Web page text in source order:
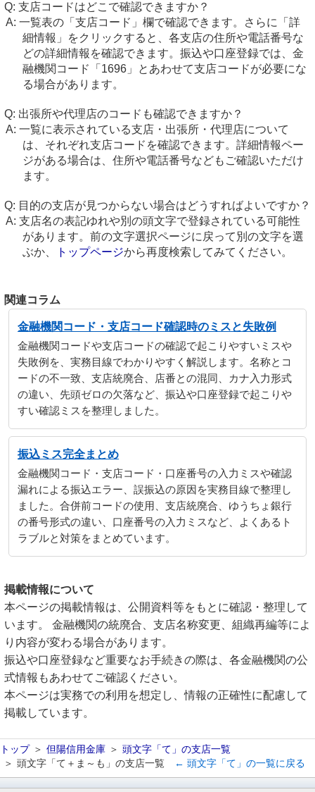
支店コードはどこで確認できますか？
一覧表の「支店コード」欄で確認できます。さらに「詳
細情報」をクリックすると、各支店の住所や電話番号な
どの詳細情報を確認できます。振込や口座登録では、金
融機関コード「1696」とあわせて支店コードが必要にな
る場合があります。
出張所や代理店のコードも確認できますか？
一覧に表示されている支店・出張所・代理店について
は、それぞれ支店コードを確認できます。詳細情報ペー
ジがある場合は、住所や電話番号などもご確認いただけ
ます。
目的の支店が見つからない場合はどうすればよいですか？
支店名の表記ゆれや別の頭文字で登録されている可能性
があります。前の文字選択ページに戻って別の文字を選
ぶか、
トップページから再度検索してみてください。
関連コラム
金融機関コード・支店コード確認時のミスと失敗例
金融機関コードや支店コードの確認で起こりやすいミスや
失敗例を、実務目線でわかりやすく解説します。名称とコ
ードの不一致、支店統廃合、店番との混同、カナ入力形式
の違い、先頭ゼロの欠落など、振込や口座登録で起こりや
すい確認ミスを整理しました。
振込ミス完全まとめ
金融機関コード・支店コード・口座番号の入力ミスや確認
漏れによる振込エラー、誤振込の原因を実務目線で整理し
ました。合併前コードの使用、支店統廃合、ゆうちょ銀行
の番号形式の違い、口座番号の入力ミスなど、よくあるト
ラブルと対策をまとめています。
掲載情報について
本ページの掲載情報は、公開資料等をもとに確認・整理して
います。 金融機関の統廃合、支店名称変更、組織再編等によ
り内容が変わる場合があります。
振込や口座登録など重要なお手続きの際は、各金融機関の公
式情報もあわせてご確認ください。
本ページは実務での利用を想定し、情報の正確性に配慮して
掲載しています。
トップ 但陽信用金庫
頭文字「て」の支店一覧
頭文字「て＋ま～も」の支店一覧
← 頭文字「て」の一覧に戻る